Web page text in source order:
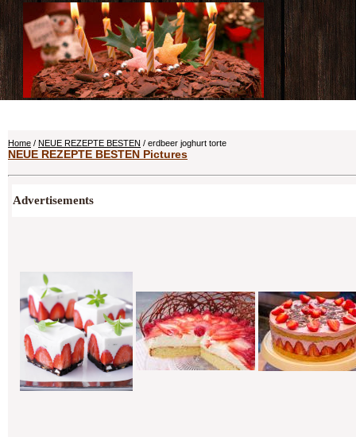
Home / NEUE REZEPTE BESTEN / erdbeer joghurt torte
NEUE REZEPTE BESTEN Pictures
Advertisements